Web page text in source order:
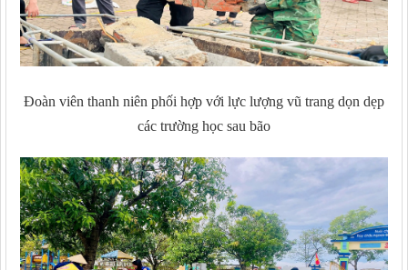
Đoàn viên thanh niên phối hợp với lực lượng vũ trang dọn dẹp
các trường học sau bão